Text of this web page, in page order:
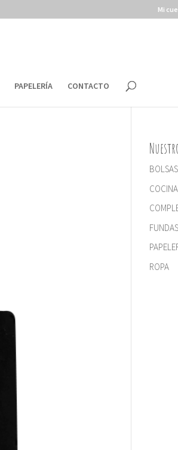
Mi
PAPELERÍA CONTACTO
BOLSAS
COCINA
FUNDAS
ROPA